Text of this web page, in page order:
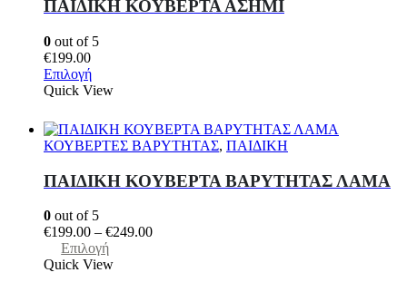
μπορούν
επιλεγούν
σελίδα
του
ΠΑΙΔΙΚΗ ΚΟΥΒΕΡΤΑ ΑΣΗΜΙ
0 out of 5
€199.00
ΕπιλογήΑυτό
το
έχει
πολλαπλές
παραλλαγές.
επιλογές
να
επιλεγούν
στη
σελίδα
Quick View
ΚΟΥΒΕΡΤΕΣ ΒΑΡΥΤΗΤΑΣ, ΠΑΙΔΙΚΗ
ΠΑΙΔΙΚΗ ΚΟΥΒΕΡΤΑ ΒΑΡΥΤΗΤΑΣ ΛΑΜΑ
0 out of 5
€199.00 – €249.00Price
Επιλογή
Quick View